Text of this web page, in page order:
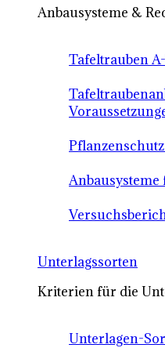
Anbausysteme &
Tafeltrauben
Unterlagssorten
Kriterien für die
Unterlagen-